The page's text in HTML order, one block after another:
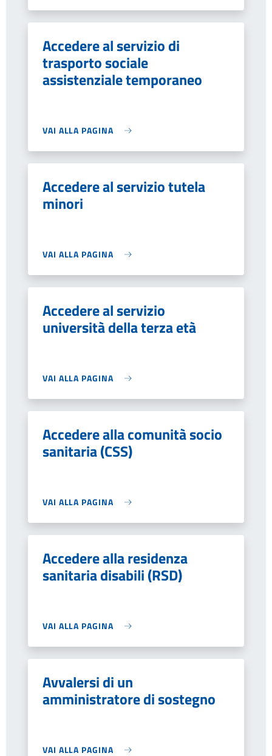
Accedere al servizio di
trasporto sociale
assistenziale temporaneo
VAI ALLA PAGINA
Accedere al servizio tutela
minori
VAI ALLA PAGINA
Accedere al servizio
università della terza età
VAI ALLA PAGINA
Accedere alla comunità socio
sanitaria (CSS)
VAI ALLA PAGINA
Accedere alla residenza
sanitaria disabili (RSD)
VAI ALLA PAGINA
Avvalersi di un
amministratore di sostegno
VAI ALLA PAGINA